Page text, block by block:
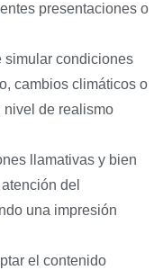
presentaciones o
simular condiciones
cambios climáticos o
nivel de realismo
llamativas y bien
del
una impresión
el contenido